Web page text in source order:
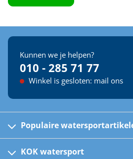
Kunnen we je helpen?
010 - 285 71 77
Winkel is gesloten: mail ons
Populaire
Kinder reddingsvesten
KOK watersport